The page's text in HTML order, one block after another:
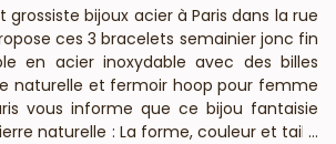
grossiste bijoux acier à Paris dans la rue
ces 3 bracelets semainier jonc fin
en acier inoxydable avec des billes
naturelle et fermoir hoop pour femme
vous informe que ce bijou fantaisie
naturelle : La forme, couleur et taille
...